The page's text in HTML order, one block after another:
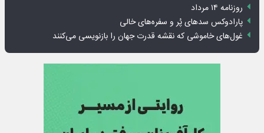
روزنامه ۱۴ مرداد
پارادوکس سدهای پُر و سفره‌های خالی
غول‌های خاموشی که نقشه قدرت جهان را بازنویسی می‌کنند